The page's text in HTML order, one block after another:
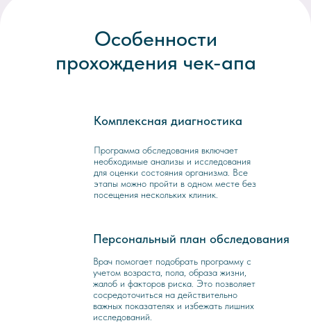
Особенности
прохождения чек-апа
Врач помогает подобрать программу с
учетом возраста, пола, образа жизни,
жалоб и факторов риска. Это позволяет
сосредоточиться на действительно
важных показателях и избежать лишних
исследований.
Персональный план обследования
Комплексная диагностика
Программа обследования включает
необходимые анализы и исследования
для оценки состояния организма. Все
этапы можно пройти в одном месте без
посещения нескольких клиник.